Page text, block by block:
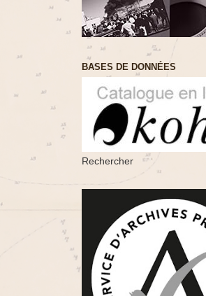
BASES DE DONNÉES
Rechercher